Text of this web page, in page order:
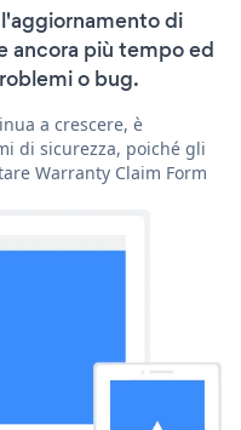
di
ancora più tempo ed
o bug.
a crescere, è
di sicurezza, poiché gli
Warranty Claim Form